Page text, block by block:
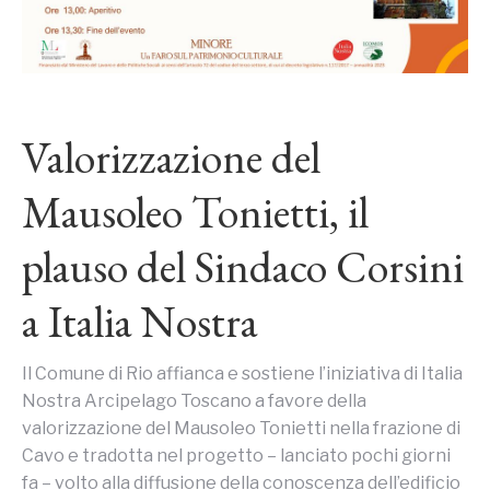
Valorizzazione del
Mausoleo Tonietti, il
plauso del Sindaco Corsini
a Italia Nostra
Il Comune di Rio affianca e sostiene l’iniziativa di Italia
Nostra Arcipelago Toscano a favore della
valorizzazione del Mausoleo Tonietti nella frazione di
Cavo e tradotta nel progetto – lanciato pochi giorni
fa – volto alla diffusione della conoscenza dell’edificio